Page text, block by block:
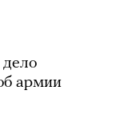
дело
армии